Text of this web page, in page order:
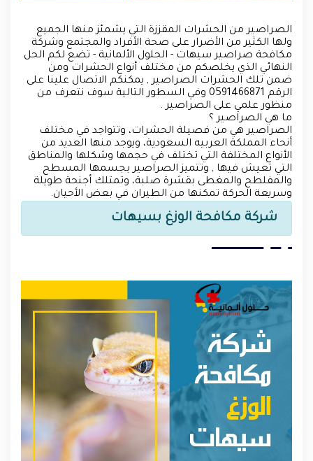
الصراصير من الحشرات المقززة التي يشمئز منها الجميع
ولها الكثير من الأضرار على صحة الأفراد والمجتمع وشركة
مكافحة صراصير سيهات - الحلول الألمانية - تضع لكم الحل
النهائي الذي يخلصكم من مختلف أنواع الحشرات ومن
ضمن تلك الحشرات الصراصير , يمكنكم الاتصال علينا على
الرقم 0591466871 وفي السطور التالية سوف نتعرف من
منظور علمي على الصراصير .
ما هي الصراصير ؟
الصراصير هي من فصيلة الحشرات، وتتواجد في مختلف
أنحاء المملكة العربيه السعودية، ويوجد منها العديد من
الأنواع المختلفة التي تختلف في حجمها وشكلها والمناطق
التي تعيش فيها , وتتميز الصراصير بجسمها المسطح
والمفلطح والمغطى بقشرة صلبة، وتمتلك أجنحة طويلة
وسريعة الحركة تمكنها من الطيران في بعض الأحيان.
شركة مكافحة الوزغ بسيهات